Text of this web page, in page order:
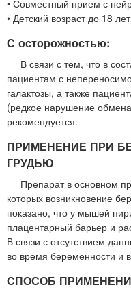
• Совместный прием с
• Детский возраст до 18
С осторожностью:
В связи с тем, что в
пациентам с
галактозы, а также
(редкое нарушение
рекомендуется.
ПРИМЕНЕНИЕ ПРИ
ГРУДЬЮ
Препарат в основном
которых возникновение
показано, что у мышей
плацентарный барьер и
В связи с отсутствием
во время беременности и
СПОСОБ